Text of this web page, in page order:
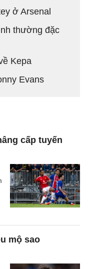
ở Arsenal
thường đặc
Kepa
Evans
cấp tuyến
mộ sao